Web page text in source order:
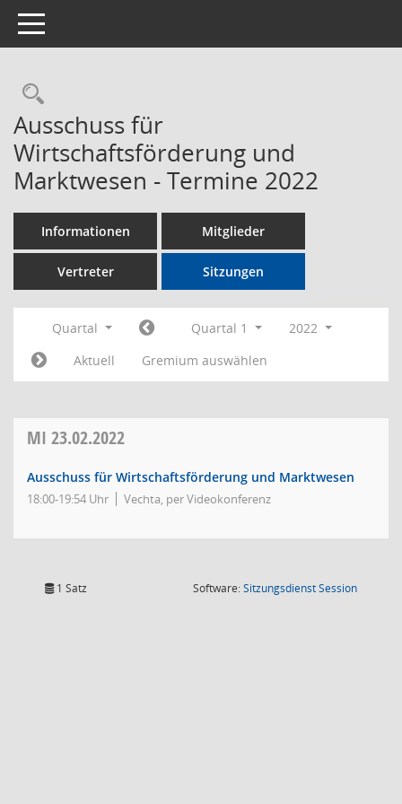
Toggle navigation
Rechercheauswahl
Ausschuss für
Wirtschaftsförderung und
Marktwesen - Termine 2022
Informationen Mitglieder
Vertreter Sitzungen
Quartal Quartal 1
2022
Aktuell
Gremium auswählen
MI 23.02.2022
Ausschuss für Wirtschaftsförderung und Marktwesen
18:00-19:54 Uhr Vechta, per Videokonferenz
1 Satz Software:SitzungsdienstSession(Wird in